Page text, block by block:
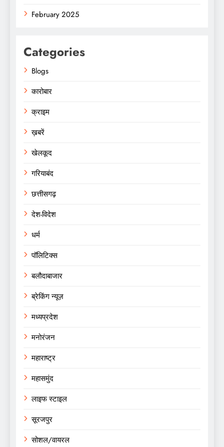
February 2025
Categories
Blogs
कारोबार
क्राइम
ख़बरें
खेलकूद
गरियाबंद
छत्तीसगढ़
देश-विदेश
धर्म
पॉलिटिक्स
बलौदाबाजार
ब्रेकिंग न्यूज़
मध्यप्रदेश
मनोरंजन
महाराष्ट्र
महासमुंद
लाइफ स्टाइल
सूरजपुर
सोशल/वायरल